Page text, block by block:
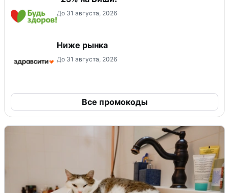
До 31 августа, 2026
Ниже рынка
До 31 августа, 2026
Все промокоды